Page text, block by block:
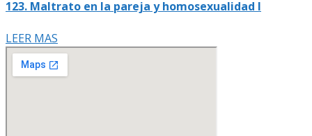
123. Maltrato en la pareja y homosexualidad I
LEER MAS